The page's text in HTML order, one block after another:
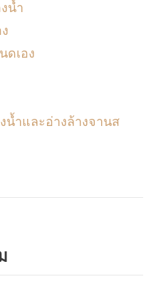
น้ำ
ดเอง
ำและอ่างล้างจานส